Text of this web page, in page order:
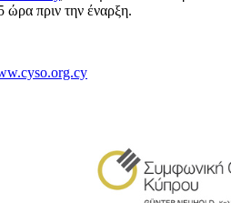
πριν την έναρξη.